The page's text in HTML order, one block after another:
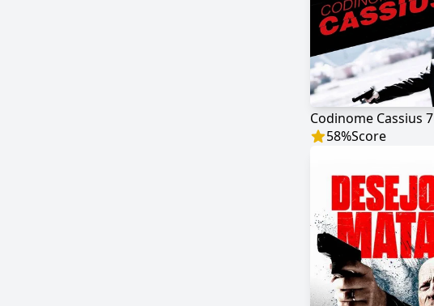
Codinome Cassius 7
58%Score